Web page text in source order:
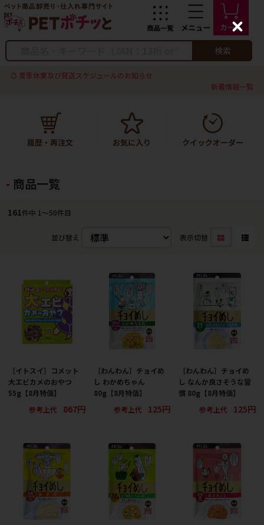
検索
夏季休業及び発送スケジュールのお知らせ
新着情報一覧
商品一覧
161件中 1〜50件目
並び替え 表示切替
［イトスイ］コメット
大エビカメのおやつ
55g【8月特価】
参考上代
867円
［わんわん］チョイめ
し わかめちゃん
80g【8月特価】
参考上代
125円
［わんわん］チョイめ
し なんか良さそうな習
慣 80g【8月特価】
参考上代
125円
C
l
s